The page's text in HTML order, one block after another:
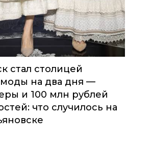
стал столицей
на два дня —
и 100 млн рублей
что случилось на